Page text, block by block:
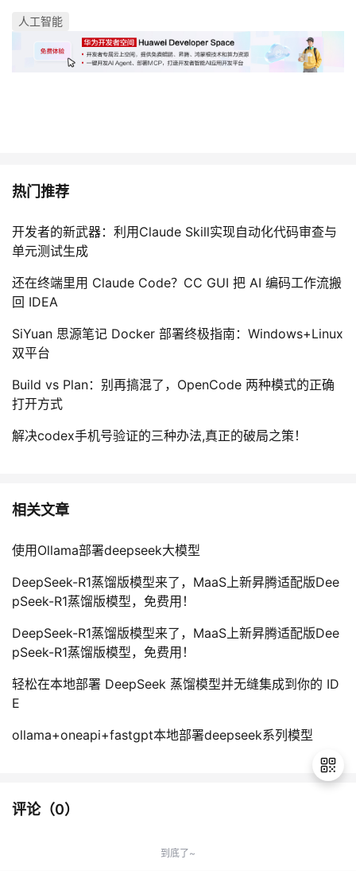
人工智能
热门推荐
开发者的新武器：利用Claude Skill实现自动化代码审查与
单元测试生成
还在终端里用 Claude Code？CC GUI 把 AI 编码工作流搬
回 IDEA
SiYuan 思源笔记 Docker 部署终极指南：Windows+Linux
双平台
Build vs Plan：别再搞混了，OpenCode 两种模式的正确
打开方式
解决codex手机号验证的三种办法,真正的破局之策！
相关文章
使用Ollama部署deepseek大模型
DeepSeek-R1蒸馏版模型来了，MaaS上新昇腾适配版Dee
pSeek-R1蒸馏版模型，免费用！
DeepSeek-R1蒸馏版模型来了，MaaS上新昇腾适配版Dee
pSeek-R1蒸馏版模型，免费用！
轻松在本地部署 DeepSeek 蒸馏模型并无缝集成到你的 ID
E
ollama+oneapi+fastgpt本地部署deepseek系列模型
评论（0）
到底了~